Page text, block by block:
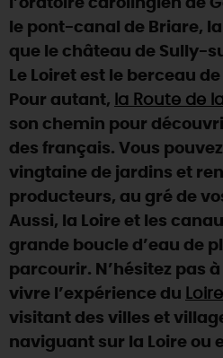
CE
CETTE
TOUT
l’oratoire carolingien de
le pont-canal de Briare,
que le château de Sully-
Le Loiret est le berceau
Pour autant, la Route de
son chemin pour
des français. Vous
vingtaine de jardins et
producteurs, au gré de
Aussi, la Loire et les
grande boucle d’eau de
parcourir. N’hésitez pas
vivre l’expérience du
visitant des villes et
naviguant sur la Loire ou